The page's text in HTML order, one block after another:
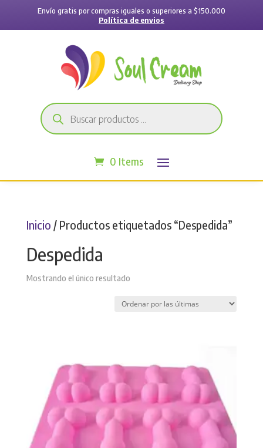
Envío gratis por compras iguales o superiores a $150.000
Política de envios
Búsqueda
de
productos
0 Items
Inicio / Productos etiquetados “Despedida”
Despedida
Mostrando el único resultado